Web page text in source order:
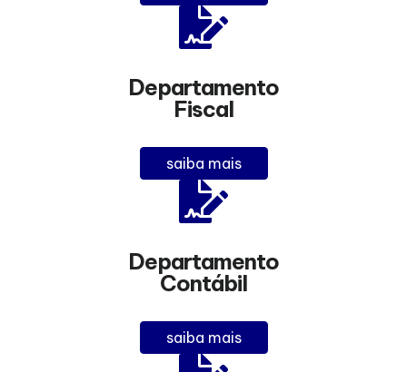
Departamento
Fiscal
saiba mais
Departamento
Contábil
saiba mais